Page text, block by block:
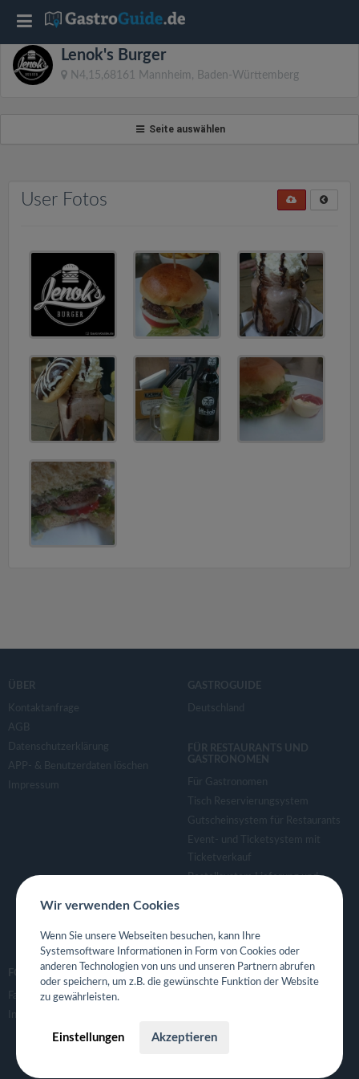
Lenok's Burger
N4,15,68161 Mannheim, Baden-Württemberg
Seite auswählen
User Fotos
ÜBER
Kontaktanfrage
AGB
Datenschutzerklärung
APP- & Benutzerdaten löschen
Impressum
GASTROGUIDE
Deutschland
FÜR RESTAURANTS UND
GASTRONOMEN
Für Gastronomen
Tisch Reservierungsystem
Gutscheinsystem für Restaurants
Event- und Ticketsystem mit
Ticketverkauf
Bestellsystem Lieferung und
Eigene App für Restaurant
FOLGE UNS
Facebook
Instagram
Wir verwenden Cookies
Wenn Sie unsere Webseiten besuchen, kann Ihre
Systemsoftware Informationen in Form von Cookies oder
anderen Technologien von uns und unseren Partnern abrufen
oder speichern, um z.B. die gewünschte Funktion der Website
zu gewährleisten.
Einstellungen Akzeptieren
T
o
l
v
a
t